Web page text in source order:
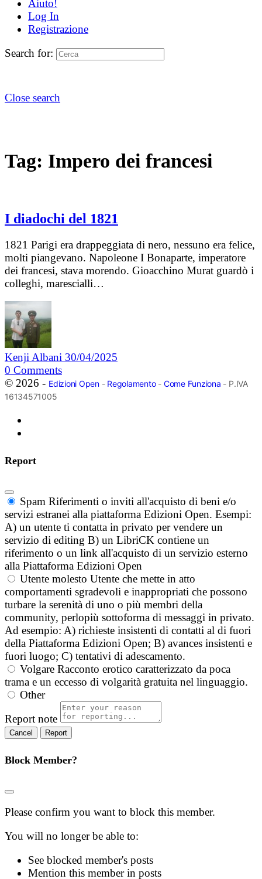
Aiuto!
Log In
Registrazione
Search for:
Close search
Tag: Impero dei francesi
I diadochi del 1821
1821 Parigi era drappeggiata di nero, nessuno era felice,
molti piangevano. Napoleone I Bonaparte, imperatore
dei francesi, stava morendo. Gioacchino Murat guardò i
colleghi, marescialli…
Kenji Albani 30/04/2025
0 Comments
© 2026 - Edizioni Open- Regolamento- Come Funziona - P.IVA
16134571005
Report
Spam Riferimenti o inviti all'acquisto di beni e/o
servizi estranei alla piattaforma Edizioni Open. Esempi:
A) un utente ti contatta in privato per vendere un
servizio di editing B) un LibriCK contiene un
riferimento o un link all'acquisto di un servizio esterno
alla Piattaforma Edizioni Open
Utente molesto Utente che mette in atto
comportamenti sgradevoli e inappropriati che possono
turbare la serenità di uno o più membri della
community, perlopiù sottoforma di messaggi in privato.
Ad esempio: A) richieste insistenti di contatti al di fuori
della Piattaforma Edizioni Open; B) avances insistenti e
fuori luogo; C) tentativi di adescamento.
Volgare Racconto erotico caratterizzato da poca
trama e un eccesso di volgarità gratuita nel linguaggio.
Other
Report note
Report
Block Member?
Please confirm you want to block this member.
You will no longer be able to:
See blocked member's posts
Mention this member in posts